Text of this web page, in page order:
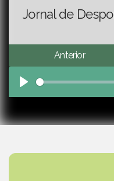
Jornal de
Anterior
Play